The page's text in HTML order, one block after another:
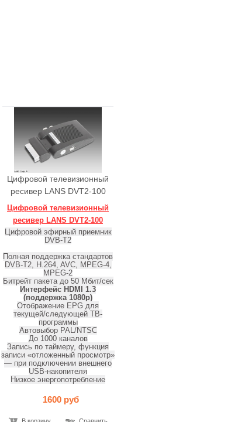
Цифровой телевизионный
ресивер LANS DVT2-100
Цифровой телевизионный
ресивер LANS DVT2-100
Цифровой эфирный приемник
DVB-T2
Полная поддержка стандартов
DVB-T2, H.264, AVC, MPEG-4,
MPEG-2
Битрейт пакета до 50 Мбит/сек
Интерфейс HDMI 1.3
(поддержка 1080р)
Отображение EPG для
текущей/следующей ТВ-
программы
Автовыбор PAL/NTSC
До 1000 каналов
Запись по таймеру, функция
записи «отложенный просмотр»
— при подключении внешнего
USB-накопителя
Низкое энергопотребление
1600 руб